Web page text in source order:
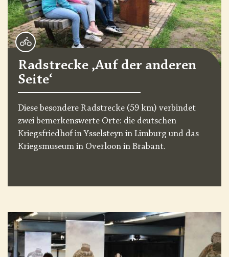
Radstrecke ‚Auf der anderen
Seite‘
Diese besondere Radstrecke (59 km) verbindet
zwei bemerkenswerte Orte: die deutschen
Kriegsfriedhof in Ysselsteyn in Limburg und das
Kriegsmuseum in Overloon in Brabant.